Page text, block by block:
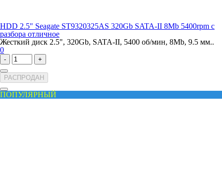
HDD 2.5" Seagate ST9320325AS 320Gb SATA-II 8Mb 5400rpm с
разбора отличное
Жесткий диск 2.5", 320Gb, SATA-II, 5400 об/мин, 8Mb, 9.5 мм..
0
- +
РАСПРОДАН
ПОПУЛЯРНЫЙ